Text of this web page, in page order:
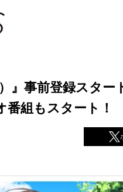
』事前登録スタ
組もスタート！